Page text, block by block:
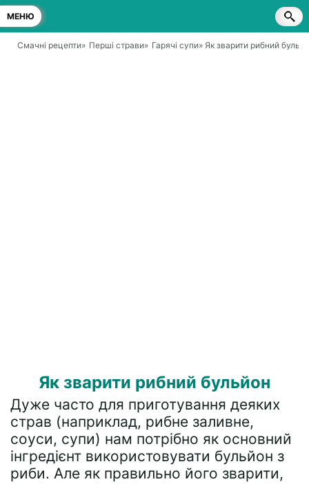
МЕНЮ
Смачні рецепти» Перші страви» Гарячі супи» Як зварити рибний
Як зварити рибний бульйон
Дуже часто для приготування деяких
страв (наприклад, рибне заливне,
соуси, супи) нам потрібно як основний
інгредієнт використовувати бульйон з
риби. Але як правильно його зварити,